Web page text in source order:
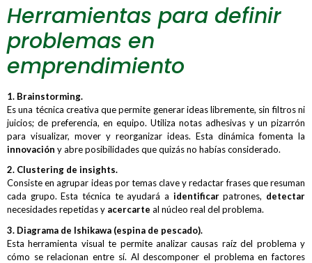
Herramientas para definir
problemas en
emprendimiento
1. Brainstorming.
Es una técnica creativa que permite generar ideas libremente, sin filtros ni
juicios; de preferencia, en equipo. Utiliza notas adhesivas y un pizarrón
para visualizar, mover y reorganizar ideas. Esta dinámica fomenta la
innovación y abre posibilidades que quizás no habías considerado.
2. Clustering de insights.
Consiste en agrupar ideas por temas clave y redactar frases que resuman
cada grupo. Esta técnica te ayudará a identificarpatrones, detectar
necesidades repetidas y acercarte al núcleo real del problema.
3. Diagrama de Ishikawa (espina de pescado).
Esta herramienta visual te permite analizar causas raíz del problema y
cómo se relacionan entre sí. Al descomponer el problema en factores